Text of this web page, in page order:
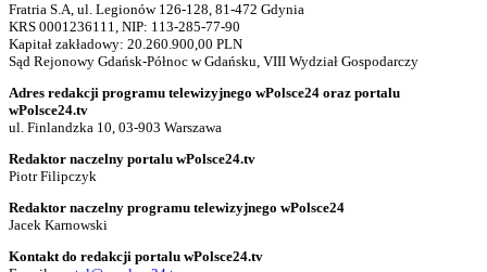
Fratria S.A, ul. Legionów 126-128, 81-472 Gdynia
KRS 0001236111, NIP: 113-285-77-90
Kapitał zakładowy: 20.260.900,00 PLN
Sąd Rejonowy Gdańsk-Północ w Gdańsku, VIII Wydział Gospodarczy
Adres redakcji programu telewizyjnego wPolsce24 oraz portalu
wPolsce24.tv
ul. Finlandzka 10, 03-903 Warszawa
Redaktor naczelny portalu wPolsce24.tv
Piotr Filipczyk
Redaktor naczelny programu telewizyjnego wPolsce24
Jacek Karnowski
Kontakt do redakcji portalu wPolsce24.tv